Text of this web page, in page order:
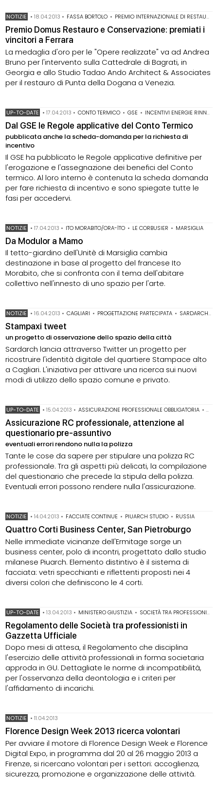
NOTIZIE •18.04.2013 • FASSA BORTOLO • PREMIO INTERNAZIONALE DI RESTAURO ARCHITETTONICO
Premio Domus Restauro e Conservazione: premiati i
vincitori a Ferrara
La medaglia d'oro per le "Opere realizzate" va ad Andrea
Bruno per l'intervento sulla Cattedrale di Bagrati, in
Georgia e allo Studio Tadao Ando Architect & Associates
per il restauro di Punta della Dogana a Venezia.
UP-TO-DATE •17.04.2013 • CONTO TERMICO • GSE • INCENTIVI ENERGIE RINNOVABILI
Dal GSE le Regole applicative del Conto Termico
pubblicata anche la scheda-domanda per la richiesta di
incentivo
Il GSE ha pubblicato le Regole applicative definitive per
l'erogazione e l'assegnazione dei benefici del Conto
termico. Al loro interno è contenuta la scheda domanda
per fare richiesta di incentivo e sono spiegate tutte le
fasi per accedervi.
NOTIZIE •17.04.2013 • ITO MORABITO/ORA-ÏTO • LE CORBUSIER • MARSIGLIA
Da Modulor a Mamo
Il tetto-giardino dell'Unitè di Marsiglia cambia
destinazione in base al progetto del francese Ito
Morabito, che si confronta con il tema dell'abitare
collettivo nell'innesto di uno spazio per l'arte.
NOTIZIE •16.04.2013 • CAGLIARI • PROGETTAZIONE PARTECIPATA • SARDARCH ARCHITETTURA
Stampaxi tweet
un progetto di osservazione dello spazio della città
Sardarch lancia attraverso Twitter un progetto per
ricostruire l'identità digitale del quartiere Stampace alto
a Cagliari. L'iniziativa per attivare una ricerca sui nuovi
modi di utilizzo dello spazio comune e privato.
UP-TO-DATE •15.04.2013 • ASSICURAZIONE PROFESSIONALE OBBLIGATORIA •
Assicurazione RC professionale, attenzione al
questionario pre-assuntivo
eventuali errori rendono nulla la polizza
Tante le cose da sapere per stipulare una polizza RC
professionale. Tra gli aspetti più delicati, la compilazione
del questionario che precede la stipula della polizza.
Eventuali errori possono rendere nulla l'assicurazione.
NOTIZIE •14.04.2013 • FACCIATE CONTINUE • PIUARCH STUDIO • RUSSIA
Quattro Corti Business Center, San Pietroburgo
Nelle immediate vicinanze dell'Ermitage sorge un
business center, polo di incontri, progettato dallo studio
milanese Piuarch. Elemento distintivo è il sistema di
facciata: vetri specchianti e riflettenti proposti nei 4
diversi colori che definiscono le 4 corti.
UP-TO-DATE •13.04.2013 • MINISTERO GIUSTIZIA • SOCIETÀ TRA PROFESSIONISTI
Regolamento delle Società tra professionisti in
Gazzetta Ufficiale
Dopo mesi di attesa, il Regolamento che disciplina
l'esercizio delle attività professionali in forma societaria
approda in GU. Dettagliate le norme di incompatibilità,
per l'osservanza della deontologia e i criteri per
l'affidamento di incarichi.
NOTIZIE •11.04.2013
Florence Design Week 2013 ricerca volontari
Per avviare il motore di Florence Design Week e Florence
Digital Expo, in programma dal 20 al 26 maggio 2013 a
Firenze, si ricercano volontari per i settori: accoglienza,
sicurezza, promozione e organizzazione delle attività.